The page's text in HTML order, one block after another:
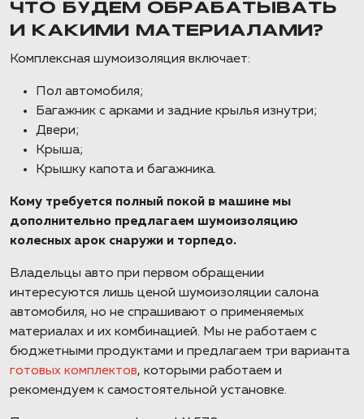
ЧТО БУДЕМ ОБРАБАТЫВАТЬ
И КАКИМИ МАТЕРИАЛАМИ?
Комплексная шумоизоляция включает:
Пол автомобиля;
Багажник с арками и задние крылья изнутри;
Двери;
Крыша;
Крышку капота и багажника.
Кому требуется полный покой в машине мы
дополнительно предлагаем шумоизоляцию
колесных арок снаружи и торпедо.
Владельцы авто при первом обращении
интересуются лишь ценой шумоизоляции салона
автомобиля, но не спрашивают о применяемых
материалах и их комбинацией. Мы не работаем с
бюджетными продуктами и предлагаем три варианта
готовых комплектов, которыми работаем и
рекомендуем к самостоятельной установке.